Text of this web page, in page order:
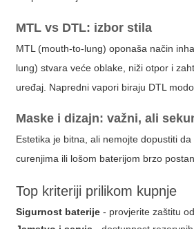
MTL vs DTL: izbor stila
MTL (mouth-to-lung) oponaša način
lung) stvara veće oblake, niži otpor i
uređaj. Napredni vapori biraju DTL
Maske i dizajn: važni, ali
Estetika je bitna, ali nemojte dopustiti
curenjima ili lošom baterijom brzo
Top kriteriji prilikom kupnje
Sigurnost baterije - provjerite zaštitu